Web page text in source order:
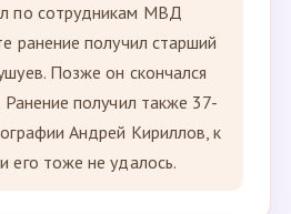
по сотрудникам МВД
ранение получил старший
Позже он скончался
Ранение получил также 37-
Андрей Кириллов, к
его тоже не удалось.